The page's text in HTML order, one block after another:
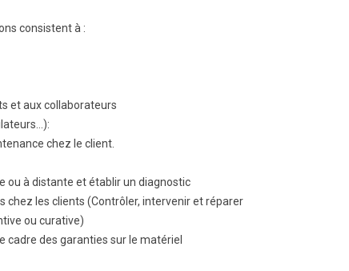
consistent à :
et aux collaborateurs
chez le client.
ou à distante et établir un diagnostic
chez les clients (Contrôler, intervenir et réparer
ou curative)
cadre des garanties sur le matériel